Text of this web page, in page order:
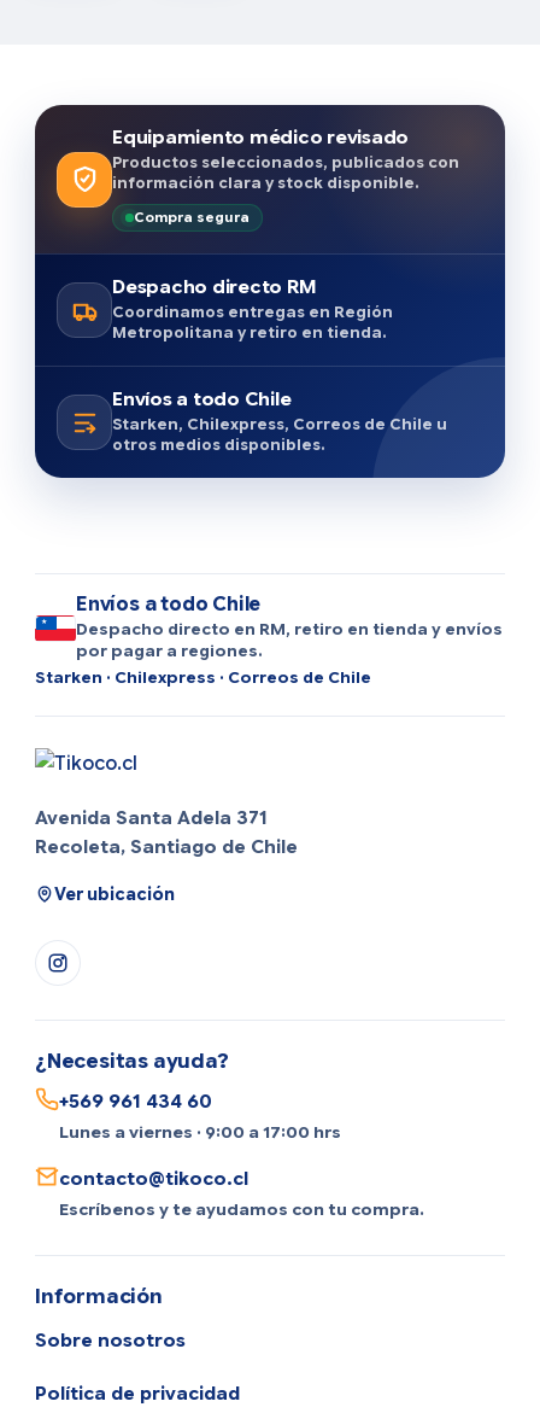
Equipamiento médico revisado
Productos seleccionados, publicados con
información clara y stock disponible.
Compra segura
Despacho directo RM
Coordinamos entregas en Región
Metropolitana y retiro en tienda.
Envíos a todo Chile
Starken, Chilexpress, Correos de Chile u
otros medios disponibles.
Envíos a todo Chile
Despacho directo en RM, retiro en tienda y envíos
por pagar a regiones.
Starken · Chilexpress · Correos de Chile
Avenida Santa Adela 371
Recoleta, Santiago de Chile
Ver ubicación
¿Necesitas ayuda?
+569 961 434 60
Lunes a viernes · 9:00 a 17:00 hrs
contacto@tikoco.cl
Escríbenos y te ayudamos con tu compra.
Información
Sobre nosotros
Política de privacidad